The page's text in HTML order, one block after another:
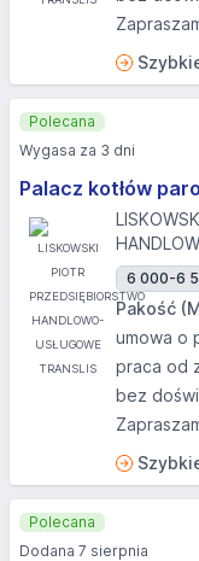
Palacz kotłów
6 000-6
Pakość
umowa o
praca od
bez
Polecana
Wygasa za 3 dni
Polecana
Dodana 7 sierpnia